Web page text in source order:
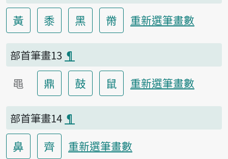
黃 黍 黑 黹 重新選筆畫數
部首筆畫13 ¶
黽 鼎 鼓 鼠 重新選筆畫數
部首筆畫14 ¶
鼻 齊 重新選筆畫數